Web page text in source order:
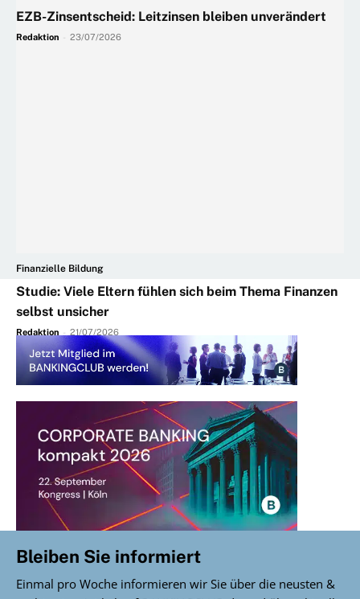
EZB-Zinsentscheid: Leitzinsen bleiben unverändert
Redaktion 23/07/2026
Finanzielle Bildung
Studie: Viele Eltern fühlen sich beim Thema Finanzen
selbst unsicher
Redaktion - 21/07/2026
Bleiben Sie informiert
Einmal pro Woche informieren wir Sie über die neusten &